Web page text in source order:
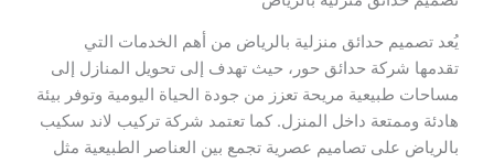
يُعد تصميم حدائق منزلية بالرياض من أهم الخدمات التي
تقدمها شركة حدائق حور، حيث تهدف إلى تحويل المنازل إلى
مساحات طبيعية مريحة تعزز من جودة الحياة اليومية وتوفر بيئة
هادئة وممتعة داخل المنزل. كما تعتمد شركة تركيب لاند سكيب
بالرياض على تصاميم عصرية تجمع بين العناصر الطبيعية مثل